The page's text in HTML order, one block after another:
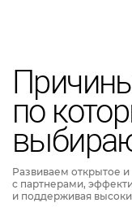
по
Развиваем открытое
с партнерами,
и поддерживая